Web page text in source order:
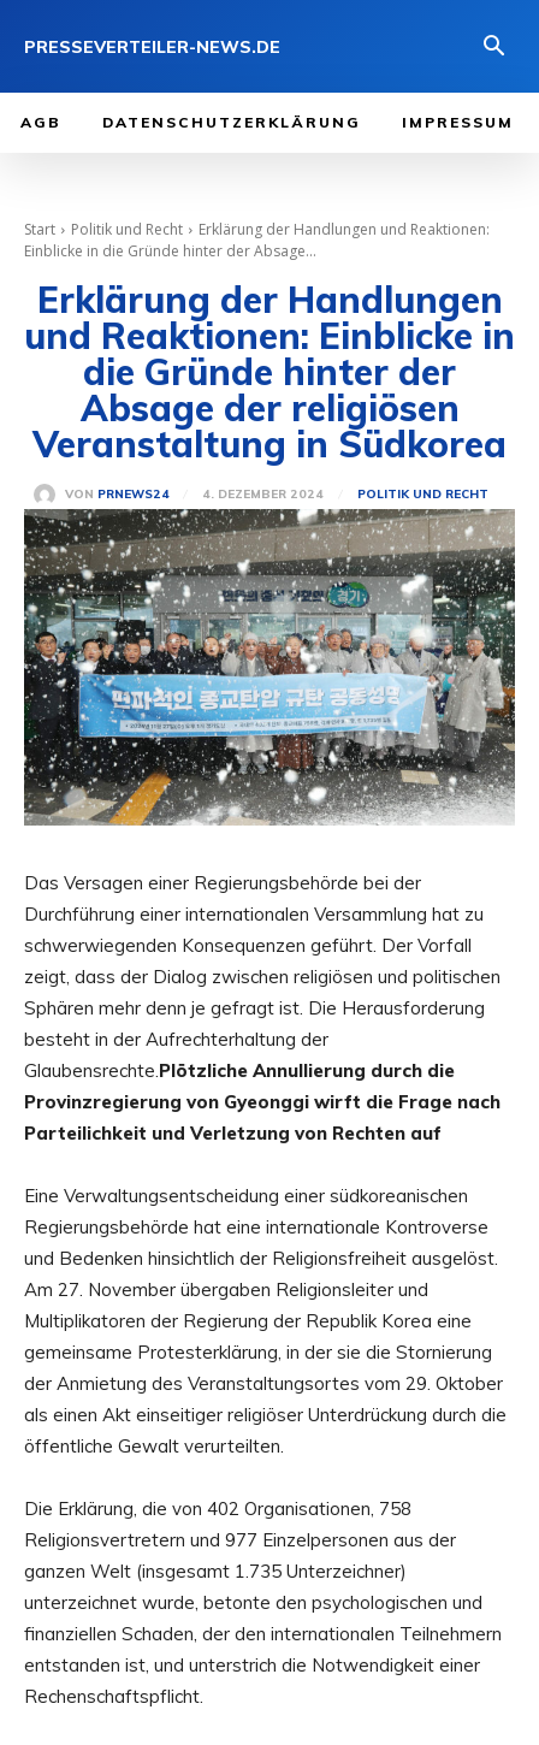
PRESSEVERTEILER-NEWS.DE
AGB DATENSCHUTZERKLÄRUNG IMPRESSUM
Start Politik und Recht
Erklärung der Handlungen und Reaktionen:
Einblicke in die Gründe hinter der Absage...
Erklärung der Handlungen
und Reaktionen: Einblicke in
die Gründe hinter der
Absage der religiösen
Veranstaltung in Südkorea
VON PRNEWS24 4. DEZEMBER 2024 POLITIK UND RECHT
Das Versagen einer Regierungsbehörde bei der
Durchführung einer internationalen Versammlung hat zu
schwerwiegenden Konsequenzen geführt. Der Vorfall
zeigt, dass der Dialog zwischen religiösen und politischen
Sphären mehr denn je gefragt ist. Die Herausforderung
besteht in der Aufrechterhaltung der
Glaubensrechte.Plötzliche Annullierung durch die
Provinzregierung von Gyeonggi wirft die Frage nach
Parteilichkeit und Verletzung von Rechten auf
Eine Verwaltungsentscheidung einer südkoreanischen
Regierungsbehörde hat eine internationale Kontroverse
und Bedenken hinsichtlich der Religionsfreiheit ausgelöst.
Am 27. November übergaben Religionsleiter und
Multiplikatoren der Regierung der Republik Korea eine
gemeinsame Protesterklärung, in der sie die Stornierung
der Anmietung des Veranstaltungsortes vom 29. Oktober
als einen Akt einseitiger religiöser Unterdrückung durch die
öffentliche Gewalt verurteilten.
Die Erklärung, die von 402 Organisationen, 758
Religionsvertretern und 977 Einzelpersonen aus der
ganzen Welt (insgesamt 1.735 Unterzeichner)
unterzeichnet wurde, betonte den psychologischen und
finanziellen Schaden, der den internationalen Teilnehmern
entstanden ist, und unterstrich die Notwendigkeit einer
Rechenschaftspflicht.